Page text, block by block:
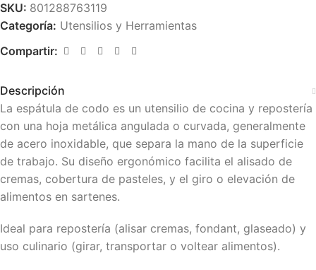
SKU: 801288763119
Categoría: Utensilios y Herramientas
Compartir:
Descripción
La espátula de codo es un utensilio de cocina y repostería
con una hoja metálica angulada o curvada, generalmente
de acero inoxidable, que separa la mano de la superficie
de trabajo. Su diseño ergonómico facilita el alisado de
cremas, cobertura de pasteles, y el giro o elevación de
alimentos en sartenes.
Ideal para repostería (alisar cremas, fondant, glaseado) y
uso culinario (girar, transportar o voltear alimentos).